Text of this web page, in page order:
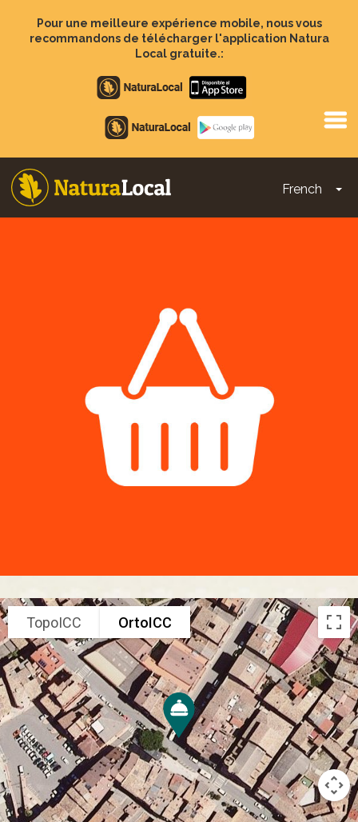
contenu
Pour une meilleure expérience mobile, nous vous
recommandons de télécharger l'application Natura
Local gratuite.:
Apple
store
Google
Play
French
Main
TopoICC OrtoICC